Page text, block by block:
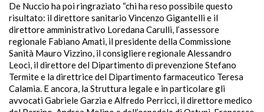
De Nuccio ha poi ringraziato “chi ha reso possibile questo
risultato: il direttore sanitario Vincenzo Gigantelli e il
direttore amministrativo Loredana Carulli, l’assessore
regionale Fabiano Amati, il presidente della Commissione
Sanità Mauro Vizzino, il consigliere regionale Alessandro
Leoci, il direttore del Dipartimento di prevenzione Stefano
Termite e la direttrice del Dipartimento farmaceutico Teresa
Calamia. E ancora, la Struttura legale e in particolare gli
avvocati Gabriele Garzia e Alfredo Perricci, il direttore medico